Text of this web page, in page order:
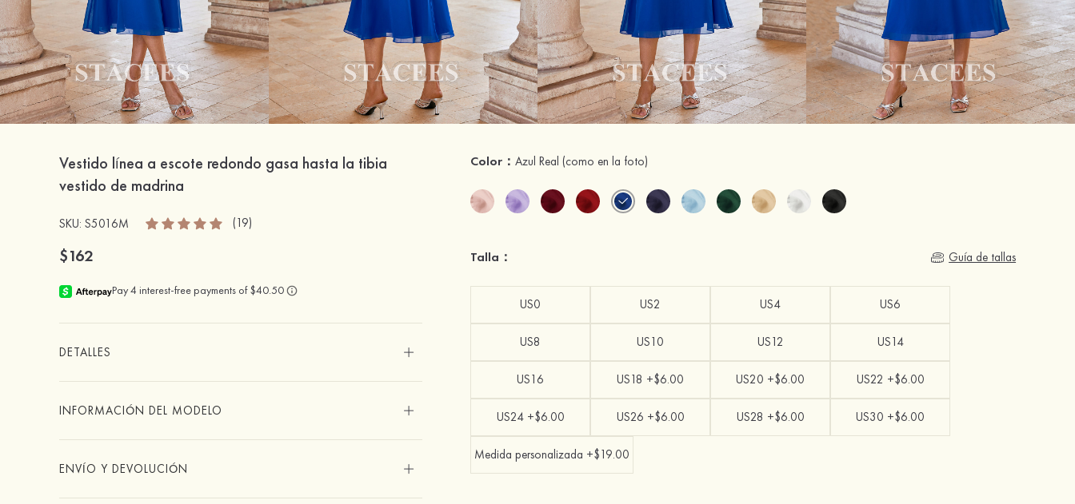
Vestido línea a escote redondo gasa hasta la tibia
vestido de madrina
SKU: S5016M (19)
$162
DETALLES
INFORMACIÓN DEL MODELO
ENVÍO Y DEVOLUCIÓN
Color：Azul Real (como en la foto)
Talla： Guía de tallas
US0 US2 US4 US6
US8 US10 US12 US14
US16 US18 +$6.00 US20 +$6.00 US22 +$6.00
US24 +$6.00 US26 +$6.00 US28 +$6.00 US30 +$6.00
Medida personalizada +$19.00